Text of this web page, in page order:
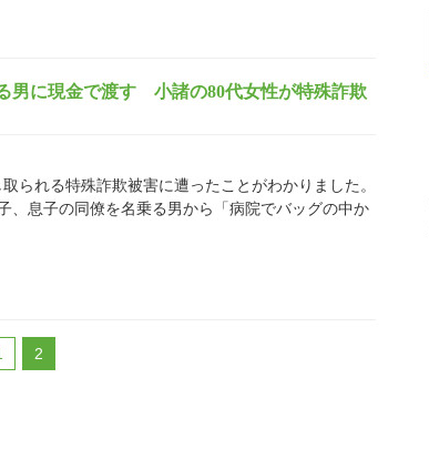
男に現金で渡す 小諸の80代女性が特殊詐欺
れる特殊詐欺被害に遭ったことがわかりました。
息子の同僚を名乗る男から「病院でバッグの中か
2